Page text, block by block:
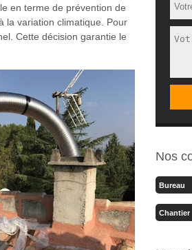
en terme de prévention de
la variation climatique. Pour
Cette décision garantie le
Nos
Bureau
Chantier